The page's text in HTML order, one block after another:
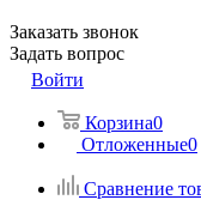
Заказать звонок
Задать вопрос
Войти
Корзина0
Отложенные0
Сравнение